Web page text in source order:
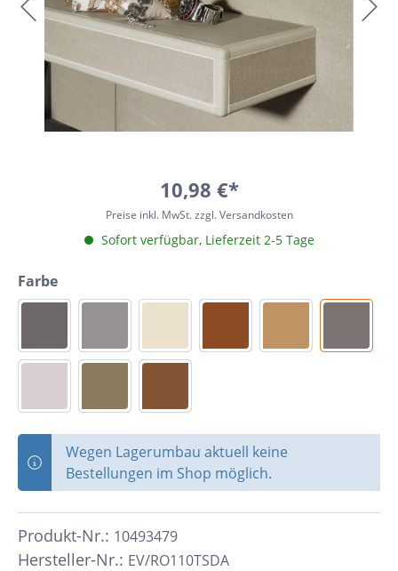
10,98 €*
Preise inkl. MwSt. zzgl. Versandkosten
Sofort verfügbar, Lieferzeit 2-5 Tage
Farbe
Wegen Lagerumbau aktuell keine
Bestellungen im Shop möglich.
Hersteller-Nr.: EV/RO110TSDA
Produkt-Nr.: 10493479